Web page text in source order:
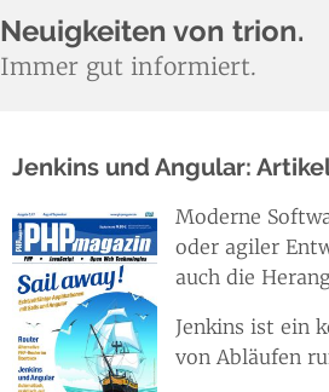
Neuigkeiten von trion.
Immer gut informiert.
Jenkins und Angular:
Moderne
oder agiler
auch die
Jenkins ist ein
von Abläufen